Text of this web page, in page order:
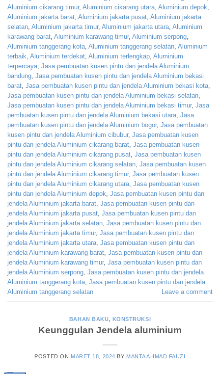
Aluminium cikarang timur, Aluminium cikarang utara Aluminium depok
Aluminium jakarta barat Aluminium jakarta pusat Aluminium jakarta
selatan Aluminium jakarta timur, Aluminium jakarta utara Aluminium
karawang barat Aluminium karawang timur, Aluminium serpong
Aluminium tanggerang kota Aluminium tanggerang selatan Aluminium
terbaik Aluminium terdekat Aluminium terlengkap Aluminium
terpercaya Jasa pembuatan kusen pintu dan jendela Aluminium
bandung Jasa pembuatan kusen pintu dan jendela Aluminium bekasi
barat Jasa pembuatan kusen pintu dan jendela Aluminium bekasi kota
Jasa pembuatan kusen pintu dan jendela Aluminium bekasi selatan
Jasa pembuatan kusen pintu dan jendela Aluminium bekasi timur, Jasa
pembuatan kusen pintu dan jendela Aluminium bekasi utara Jasa
pembuatan kusen pintu dan jendela Aluminium bogor, Jasa pembuatan
kusen pintu dan jendela Aluminium cibubur, Jasa pembuatan kusen
pintu dan jendela Aluminium cikarang barat Jasa pembuatan kusen
pintu dan jendela Aluminium cikarang pusat Jasa pembuatan kusen
pintu dan jendela Aluminium cikarang selatan Jasa pembuatan kusen
pintu dan jendela Aluminium cikarang timur, Jasa pembuatan kusen
pintu dan jendela Aluminium cikarang utara Jasa pembuatan kusen
pintu dan jendela Aluminium depok Jasa pembuatan kusen pintu dan
jendela Aluminium jakarta barat Jasa pembuatan kusen pintu dan
jendela Aluminium jakarta pusat Jasa pembuatan kusen pintu dan
jendela Aluminium jakarta selatan Jasa pembuatan kusen pintu dan
jendela Aluminium jakarta timur, Jasa pembuatan kusen pintu dan
jendela Aluminium jakarta utara Jasa pembuatan kusen pintu dan
jendela Aluminium karawang barat Jasa pembuatan kusen pintu dan
jendela Aluminium karawang timur, Jasa pembuatan kusen pintu dan
jendela Aluminium serpong Jasa pembuatan kusen pintu dan jendela
Aluminium tanggerang kota Jasa pembuatan kusen pintu dan jendela
Aluminium tanggerang selatan
Leave a comment
BAHAN BAKU, KONSTRUKSI
Keunggulan Jendela aluminium
POSTED ON MARET 18, 2024 BY MANTA AHMAD FAUZI